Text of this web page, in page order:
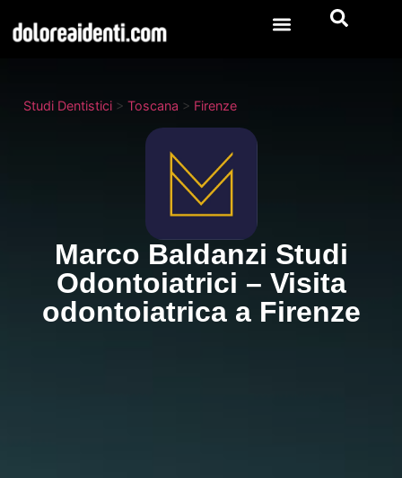
Studi Dentistici > Toscana > Firenze
Marco Baldanzi Studi
Odontoiatrici – Visita
odontoiatrica a Firenze